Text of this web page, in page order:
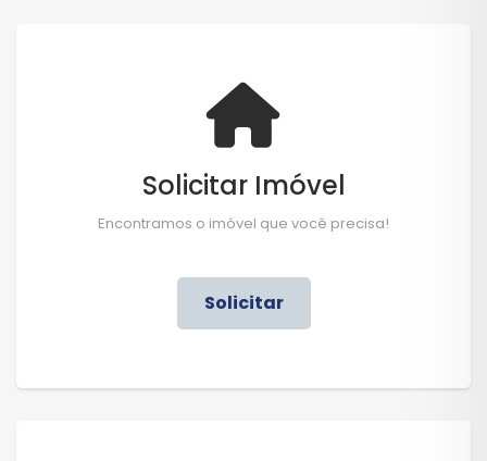
Solicitar Imóvel
Encontramos o imóvel que você precisa!
Solicitar